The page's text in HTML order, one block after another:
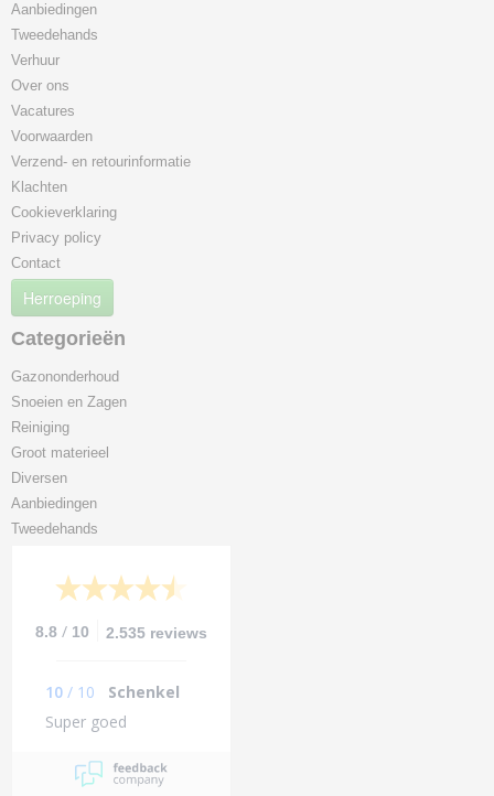
Aanbiedingen
Tweedehands
Verhuur
Over ons
Vacatures
Voorwaarden
Verzend- en retourinformatie
Klachten
Cookieverklaring
Privacy policy
Contact
Herroeping
Categorieën
Gazononderhoud
Snoeien en Zagen
Reiniging
Groot materieel
Diversen
Aanbiedingen
Tweedehands
8.8 / 10 2.535 reviews
10 / 10
Schenkel
Super goed